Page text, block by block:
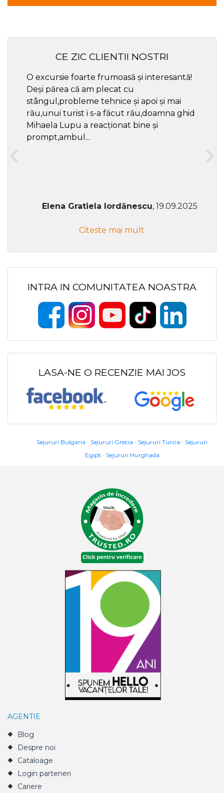
CE ZIC CLIENTII NOSTRI
O excursie foarte frumoasă și interesantă!
Deși părea că am plecat cu
stângul,probleme tehnice și apoi și mai
rău,unui turist i s-a făcut rău,doamna ghid
Mihaela Lupu a reacționat bine și
prompt,ambul...
Elena Gratiela Iordănescu, 19.09.2025
Citeste mai mult
INTRA IN COMUNITATEA NOASTRA
LASA-NE O RECENZIE MAI JOS
Sejururi Bulgaria Sejururi Grecia Sejururi Turcia
Sejururi
Egipt
Sejururi Hurghada
AGENTIE
Blog
Despre noi
Cataloage
Login parteneri
Cariere